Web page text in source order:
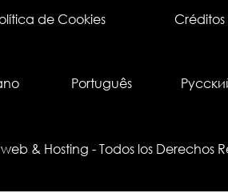
de Cookies Créditos
Português
web & Hosting - Todos los Derechos